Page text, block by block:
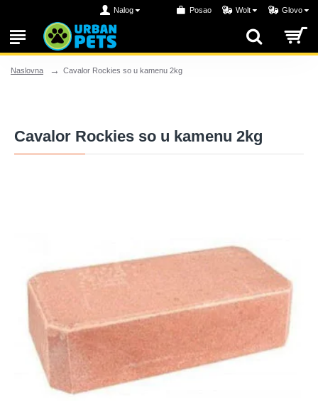
Nalog Posao Wolt Glovo
Naslovna Cavalor Rockies so u kamenu 2kg
Cavalor Rockies so u kamenu 2kg